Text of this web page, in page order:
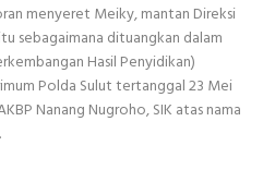
menyeret Meiky, mantan Direksi
sebagaimana dituangkan dalam
Hasil Penyidikan)
Polda Sulut tertanggal 23 Mei
Nanang Nugroho, SIK atas nama